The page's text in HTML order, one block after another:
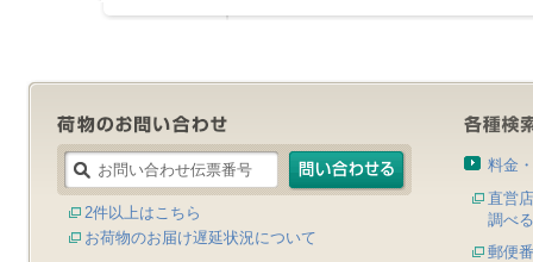
2件以上はこちら
お荷物のお届け遅延状況について
料金
直営
調べる
郵便